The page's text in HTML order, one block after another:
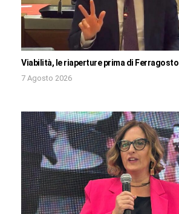
Viabilità, le riaperture prima di Ferragosto
7 Agosto 2026